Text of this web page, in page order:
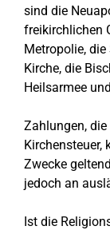
sind die
freikirchlichen
Metropolie,
Kirche, die
Heilsarmee
Zahlungen,
Kirchensteuer,
Zwecke
jedoch an
Ist die